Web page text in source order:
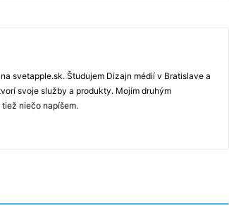
svetapple.sk. Študujem Dizajn médií v Bratislave a
svoje služby a produkty. Mojím druhým
niečo napíšem.